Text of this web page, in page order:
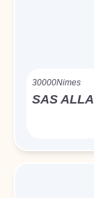
30000Nimes
SAS